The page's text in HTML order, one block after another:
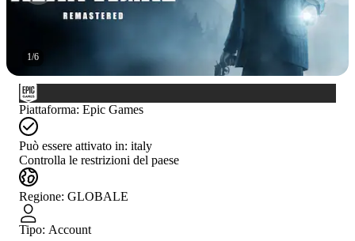
1/6
Piattaforma: Epic Games
Può essere attivato in: italy
Controlla le restrizioni del paese
Regione: GLOBALE
Tipo: Account